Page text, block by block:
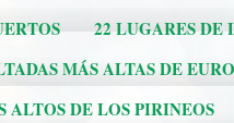
22 LUGARES DE
MÁS ALTAS DE
ALTOS DE LOS PIRINEOS